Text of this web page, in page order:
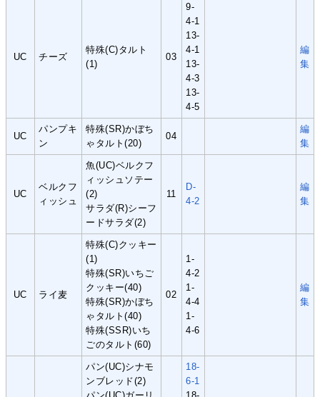
UC チーズ
特殊(C)タルト
(1)
03
9-
4-1
13-
4-1
13-
4-3
13-
4-5
編
集
UC
パンプキ
ン
特殊(SR)かぼち
ゃタルト(20)
04
編
集
UC
ベルクフ
ィッシュ
魚(UC)ベルクフ
ィッシュソテー
(2)
サラダ(R)シーフ
ードサラダ(2)
11
D-
4-2
編
集
UC ライ麦
特殊(C)クッキー
(1)
特殊(SR)いちご
クッキー(40)
特殊(SR)かぼち
ゃタルト(40)
特殊(SSR)いち
ごのタルト(60)
02
1-
4-2
1-
4-4
1-
4-6
編
集
パン(UC)シナモ
ンブレッド(2)
18-
6-1